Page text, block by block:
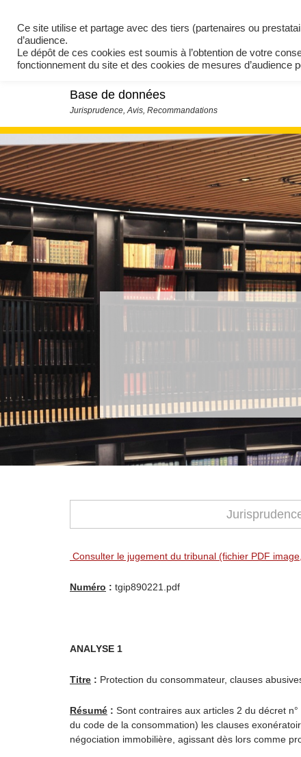
Base de données
Consulter le jugement du tribunal (fichier PDF
Numéro : tgip890221.pdf
ANALYSE 1
Titre : Protection du consommateur, clauses
Résumé : Sont contraires aux articles 2 du décret
du code de la consommation) les clauses
négociation immobilière, agissant dès lors comme
Ce site utilise et partage avec des tiers (partenaires ou
d’audience.
Le dépôt de ces cookies est soumis à l’obtention de votre
fonctionnement du site et des cookies de mesures